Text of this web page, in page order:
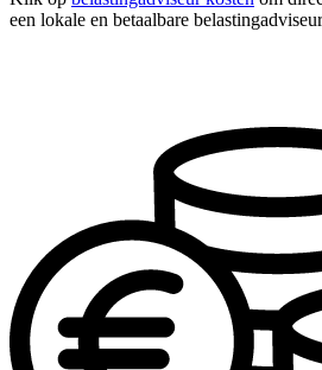
een lokale en betaalbare